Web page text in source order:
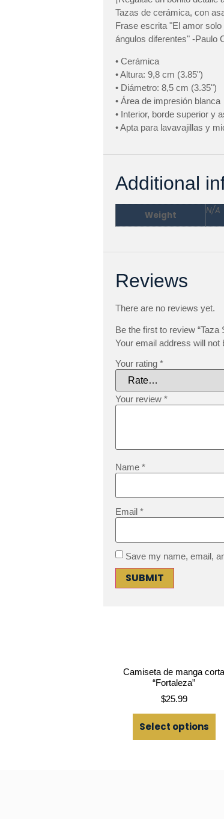
Tazas de cerámica, con
Frase escrita "El amor
ángulos diferentes" -Paulo
• Cerámica
• Altura: 9,8 cm (3.85")
• Diámetro: 8,5 cm (3.35")
• Área de impresión blanca
• Interior, borde superior y
• Apta para lavavajillas y
Additional
Weight N/A
Reviews
There are no reviews yet.
Be the first to review “Taza
Your email address will not
Your rating *
Your review *
Name *
Email *
Save my name, email,
Camiseta de manga corta
“Fortaleza”
$25.99
Select options